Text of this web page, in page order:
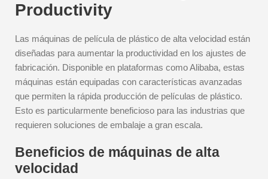
Productivity
Las máquinas de película de plástico de alta velocidad están
diseñadas para aumentar la productividad en los ajustes de
fabricación. Disponible en plataformas como Alibaba, estas
máquinas están equipadas con características avanzadas
que permiten la rápida producción de películas de plástico.
Esto es particularmente beneficioso para las industrias que
requieren soluciones de embalaje a gran escala.
Beneficios de máquinas de alta
velocidad